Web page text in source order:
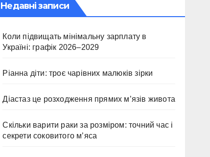
Недавні записи
Коли підвищать мінімальну зарплату в
Україні: графік 2026–2029
Ріанна діти: троє чарівних малюків зірки
Діастаз це розходження прямих м’язів живота
Скільки варити раки за розміром: точний час і
секрети соковитого м’яса